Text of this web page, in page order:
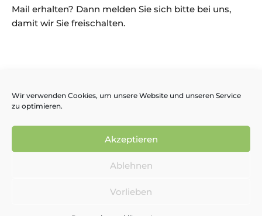
Wir verwenden Cookies, um unsere Website und unseren Service
zu optimieren.
Akzeptieren
Ablehnen
Vorlieben
Mail erhalten? Dann melden Sie sich bitte bei uns,
damit wir Sie freischalten.
Ihnen unser App-Service
konkret:
Transparenz ist uns ein Anliegen.Auf der App
finden Sie alle wichtigen Dokumente zu Ihrer
und ständiger Verfügbarkeit.